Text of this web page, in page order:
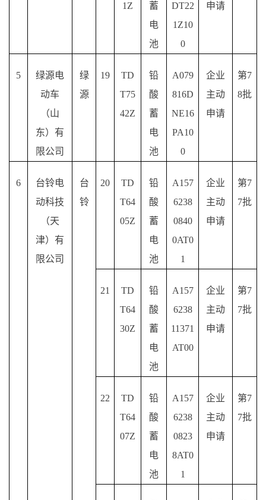
1Z
蓄
电
池
DT22
1Z10
0
申请
5
绿源电
动车
（山
东）有
限公司
绿
源
19
TD
T75
42Z
铅
酸
蓄
电
池
A079
816D
NE16
PA10
0
企业
主动
申请
第7
8批
6
台铃电
动科技
（天
津）有
限公司
台
铃
20
TD
T64
05Z
铅
酸
蓄
电
池
A157
6238
0840
0AT0
1
企业
主动
申请
第7
7批
21
TD
T64
30Z
铅
酸
蓄
电
池
A157
6238
11371
AT00
企业
主动
申请
第7
7批
22
TD
T64
07Z
铅
酸
蓄
电
池
A157
6238
0823
8AT0
1
企业
主动
申请
第7
7批